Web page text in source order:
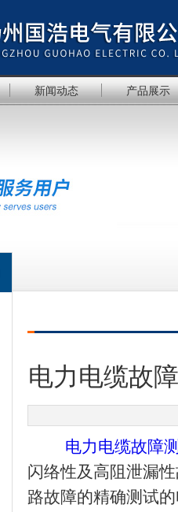
新闻动态 产品展示
电力电缆故
电力电缆故障
闪络性及高阻泄漏
路故障的精确测试